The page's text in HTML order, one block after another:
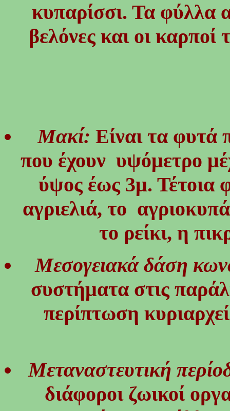
κυπαρίσσι. Τα φύλλα
βελόνες και οι
Μακί:Είναι τα φυτά
που έχουν υψόμετρο
ύψος έως 3μ. Τέτοια
αγριελιά, το
το ρείκι, η
Μεσογειακά δάση
συστήματα στις
περίπτωση
Μεταναστευτική
διάφοροι ζωικοί